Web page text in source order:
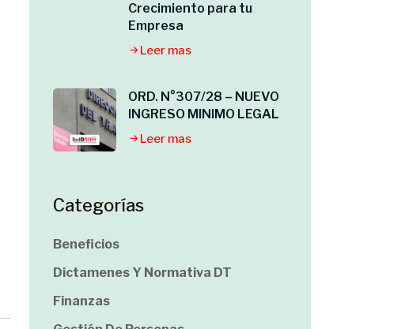
Crecimiento para tu
Empresa
Leer mas
ORD. N°307/28 – NUEVO
INGRESO MINIMO LEGAL
Leer mas
Categorías
Beneficios
Dictamenes Y Normativa DT
Finanzas